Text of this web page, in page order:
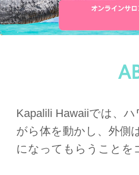
Kapalili Hawaiiでは、
がら体を動かし、 外側
になってもらうことを